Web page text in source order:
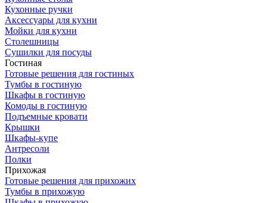
Кухонные ручки
Аксессуары для кухни
Мойки для кухни
Столешницы
Сушилки для посуды
Гостиная
Готовые решения для гостиных
Тумбы в гостиную
Шкафы в гостиную
Комоды в гостиную
Подъемные кровати
Крышки
Шкафы-купе
Антресоли
Полки
Прихожая
Готовые решения для прихожих
Тумбы в прихожую